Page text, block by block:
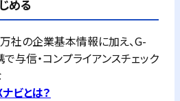
める
社の企業基本情報に加え、G-
与信・コンプライアンスチェック
ビとは？